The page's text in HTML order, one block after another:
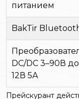
питанием
BakTir
DC/DC 3–90В до
12В 5А
Прейскурант